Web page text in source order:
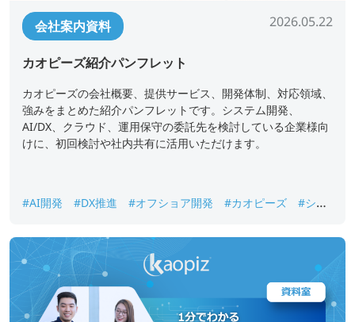
会社案内資料 2026.05.22
カオピーズ紹介パンフレット
カオピーズの会社概要、提供サービス、開発体制、対応領域、
強みをまとめた紹介パンフレットです。システム開発、
AI/DX、クラウド、運用保守の委託先を検討している企業様向
けに、初回検討や社内共有に活用いただけます。
#AI開発 #DX推進 #オフショア開発 #カオピーズ
#シス